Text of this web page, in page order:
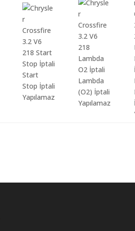
Start
Stop İptali
Yapılamaz
Lambda
(O2) İptali
Yapılamaz